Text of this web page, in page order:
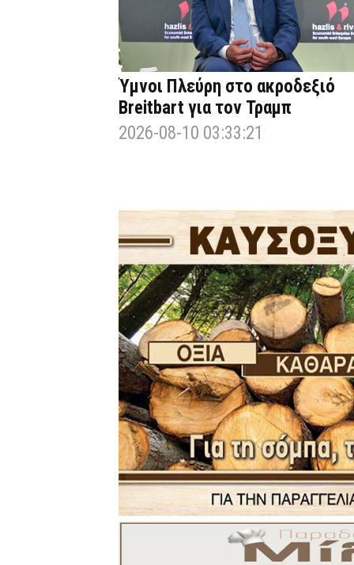
Ύμνοι Πλεύρη στο ακροδεξιό
Breitbart για τον Τραμπ
2026-08-10 03:33:21